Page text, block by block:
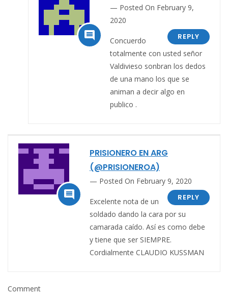

Posted On February 9,
2020
REPLY
Concuerdo
totalmente con usted señor
Valdivieso sonbran los dedos
de una mano los que se
animan a decir algo en
publico .

PRISIONERO EN ARG
(@PRISIONEROA)
Posted On February 9, 2020
REPLY
Excelente nota de un
soldado dando la cara por su
camarada caído. Así es como debe
y tiene que ser SIEMPRE.
Cordialmente CLAUDIO KUSSMAN
Comment